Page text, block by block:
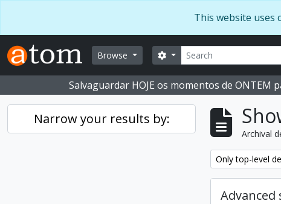
This website uses
Browse Search
Search options
Salvaguardar HOJE os momentos de ONTEM
Narrow your results by:
Archival
Remove filter:
Only top-level